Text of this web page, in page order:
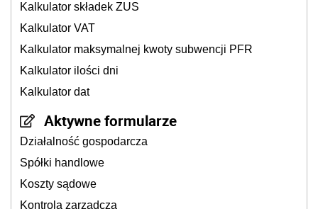
Kalkulator składek ZUS
Kalkulator VAT
Kalkulator maksymalnej kwoty subwencji PFR
Kalkulator ilości dni
Kalkulator dat
Aktywne formularze
Działalność gospodarcza
Spółki handlowe
Koszty sądowe
Kontrola zarządcza